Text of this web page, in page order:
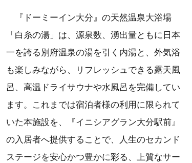
『ドーミーイン大分』の天然温泉大浴場
「白糸の湯」は、源泉数、湧出量ともに日本
一を誇る別府温泉の湯を引く内湯と、外気浴
も楽しみながら、リフレッシュできる露天風
呂、高温ドライサウナや水風呂を完備してい
ます。これまでは宿泊者様の利用に限られて
いた本施設を、『イニシアグラン大分駅前』
の入居者へ提供することで、人生のセカンド
ステージを安心かつ豊かに彩る、上質なサー